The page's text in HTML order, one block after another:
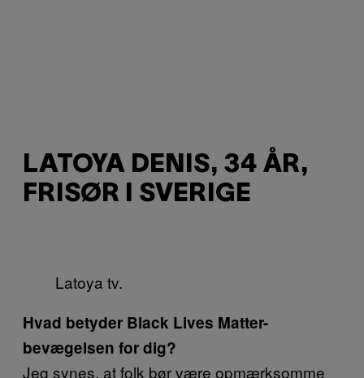
LATOYA DENIS, 34 ÅR,
FRISØR I SVERIGE
Latoya tv.
Hvad betyder Black Lives Matter-
bevægelsen for dig?
Jeg synes, at folk bør være opmærksomme